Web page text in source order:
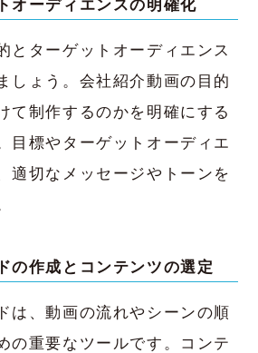
オーディエンスの明確化
とターゲットオーディエンス
しょう。会社紹介動画の目的
て制作するのかを明確にする
目標やターゲットオーディエ
適切なメッセージやトーンを
の作成とコンテンツの選定
は、動画の流れやシーンの順
の重要なツールです。コンテ